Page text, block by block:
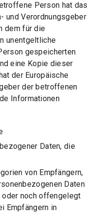
Person hat das
und Verordnungsgeber
dem für die
unentgeltliche
gespeicherten
eine Kopie dieser
der Europäische
der betroffenen
Informationen
Daten, die
von Empfängern,
Daten
noch offengelegt
Empfängern in